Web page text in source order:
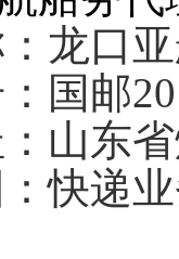
龙口
国邮
山东
快递